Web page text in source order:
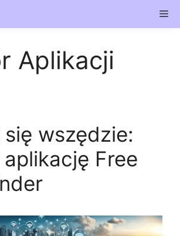
Aplikacji
się wszędzie:
Free